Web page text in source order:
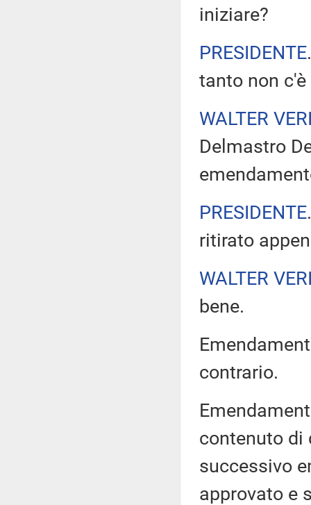
iniziare?
PRESIDENTE
tanto non
WALTER
Delmastro
PRESIDENTE
ritirato
WALTER
bene.
contrario.
contenuto di
successivo
approvato e